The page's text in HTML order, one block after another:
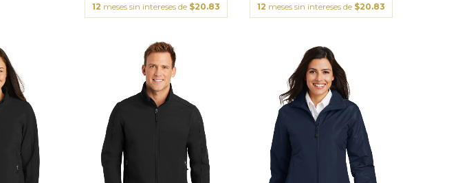
12 meses sin intereses de $20.83 12 meses sin intereses de $20.83